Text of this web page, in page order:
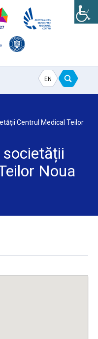
EN
Centrul Medical Teilor
Noua